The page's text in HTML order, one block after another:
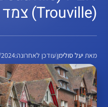
(Trouville) צמד חמד
מאתיעל סולימן|עודכן לאחרונה: